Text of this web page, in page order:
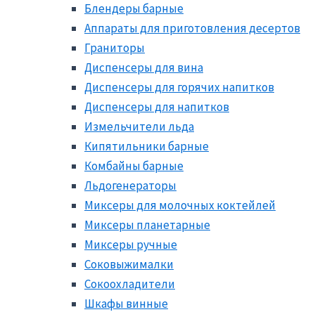
Блендеры барные
Аппараты для приготовления десертов
Граниторы
Диспенсеры для вина
Диспенсеры для горячих напитков
Диспенсеры для напитков
Измельчители льда
Кипятильники барные
Комбайны барные
Льдогенераторы
Миксеры для молочных коктейлей
Миксеры планетарные
Миксеры ручные
Соковыжималки
Сокоохладители
Шкафы винные